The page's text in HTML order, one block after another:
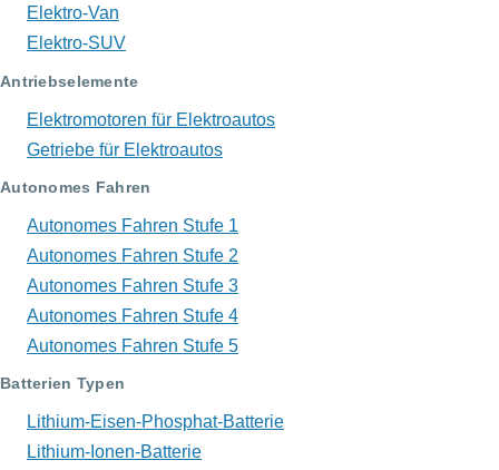
Elektro-Van
Elektro-SUV
Antriebselemente
Elektromotoren für Elektroautos
Getriebe für Elektroautos
Autonomes Fahren
Autonomes Fahren Stufe 1
Autonomes Fahren Stufe 2
Autonomes Fahren Stufe 3
Autonomes Fahren Stufe 4
Autonomes Fahren Stufe 5
Batterien Typen
Lithium-Eisen-Phosphat-Batterie
Lithium-Ionen-Batterie